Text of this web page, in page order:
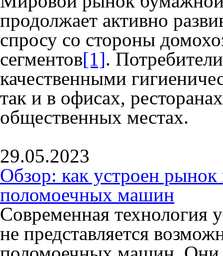
продолжает активно
спросу со стороны
сегментов[1].
качественными
так и в офисах,
общественных местах.
29.05.2023
Обзор: как устроен
поломоечных машин
Современная технология
не представляется